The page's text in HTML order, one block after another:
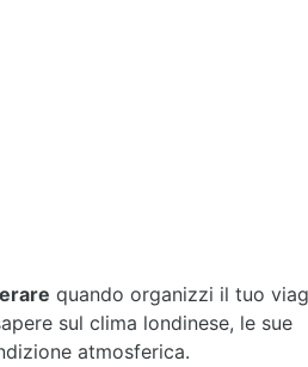
quando organizzi il tuo
sul clima londinese, le sue
atmosferica.